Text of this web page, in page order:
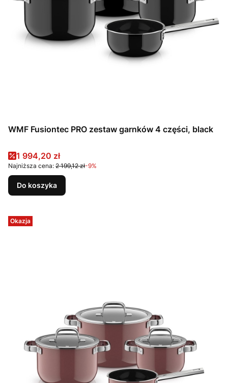
WMF Fusiontec PRO zestaw garnków 4 części, black
Cena promocyjna
1 994,20 zł
Najniższa cena: 2 199,12 zł-9%
Do koszyka
Okazja